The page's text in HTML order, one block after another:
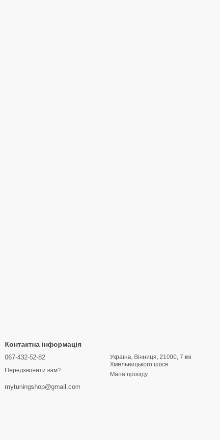
Контактна інформація
067-432-52-82
Передзвонити вам?
mytuningshop@gmail.com
Україна, Вінниця, 21000, 7 км
Хмельницького шосе
Мапа проїзду